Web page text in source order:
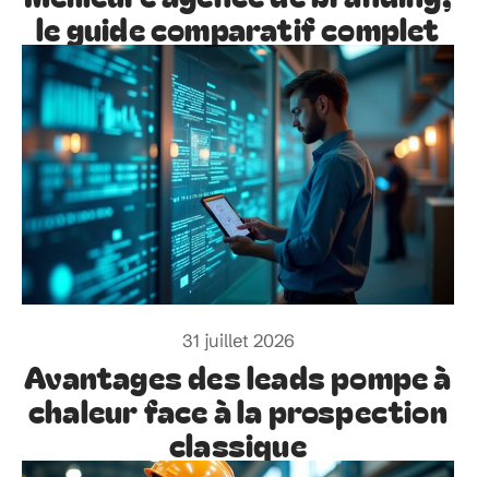
le guide comparatif complet
31 juillet 2026
Avantages des leads pompe à
chaleur face à la prospection
classique